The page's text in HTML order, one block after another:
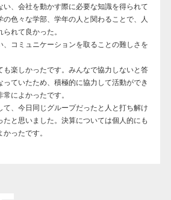
い、会社を動かす際に必要な知識を得られて
の色々な学部、学年の人と関わることで、人
れて良かった。
、コミュニケーションを取ることの難しさを
も楽しかったです。みんなで協力しないと答
っていたため、積極的に協力して活動ができ
によかったです。
て、今日同じグループだったと人と打ち解け
たと思いました。決算については個人的にも
ったです。